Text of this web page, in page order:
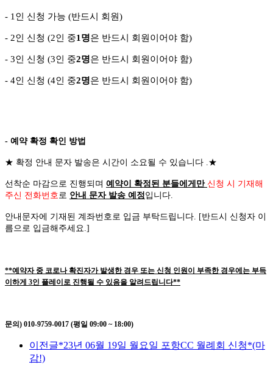
- 1인 신청 가능 (반드시 회원)
- 2인 신청 (2인 중1명은 반드시 회원이어야 함)
- 3인 신청 (3인 중2명은 반드시 회원이어야 함)
- 4인 신청 (4인 중2명은 반드시 회원이어야 함)
- 예약 확정 확인 방법
★ 확정 안내 문자 발송은 시간이 소요될 수 있습니다 .★
선착순 마감으로 진행되며 예약이 확정된 분들에게만 신청 시 기재해
주신 전화번호로 안내 문자 발송 예정입니다.
안내문자에 기재된 계좌번호로 입금 부탁드립니다. [반드시 신청자 이
름으로 입금해주세요.]
**예약자 중 코로나 확진자가 발생한 경우 또는 신청 인원이 부족한 경우에는 부득
이하게 3인 플레이로 진행될 수 있음을 알려드립니다**
문의) 010-9759-0017 (평일 09:00 ~ 18:00)
이전글*23년 06월 19일 월요일 포항CC 월례회 신청*(마
감!)